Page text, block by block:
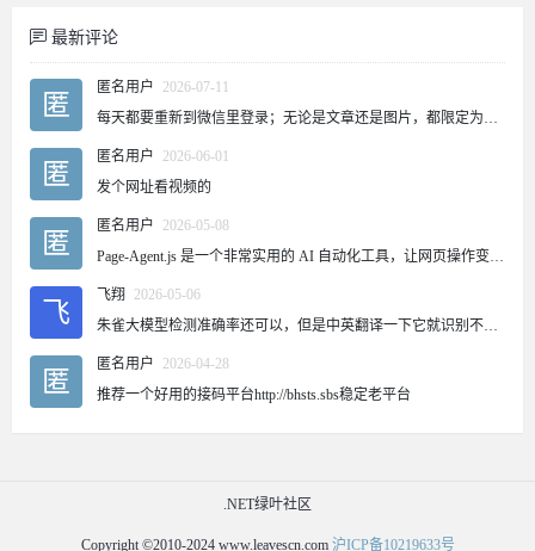
最新评论
匿
匿名用户
2026-07-11
每天都要重新到微信里登录；无论是文章还是图片，都限定为五次。这是怎么回事？
匿
匿名用户
2026-06-01
发个网址看视频的
匿
匿名用户
2026-05-08
Page-Agent.js 是一个非常实用的 AI 自动化工具，让网页操作变得更加智能和便捷。对于需要频繁操作网页的用户来说，这个工具可以大大提高效率。
飞
飞翔
2026-05-06
朱雀大模型检测准确率还可以，但是中英翻译一下它就识别不出来了~
匿
匿名用户
2026-04-28
推荐一个好用的接码平台http://bhsts.sbs稳定老平台
.NET绿叶社区
Copyright ©2010-2024 www.leavescn.com 沪ICP备10219633号